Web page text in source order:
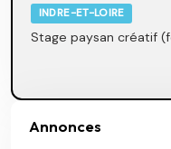
INDRE-ET-LOIRE
Stage paysan créatif
Annonces